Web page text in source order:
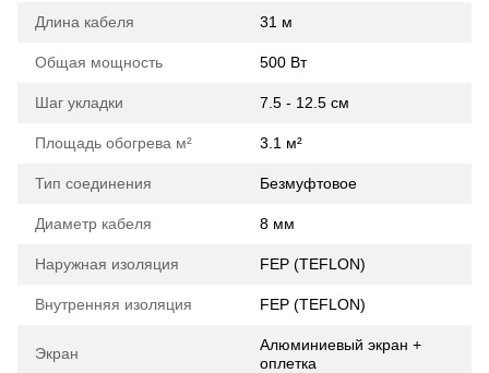
Длина кабеля 31 м
Общая мощность 500 Вт
Шаг укладки 7.5 - 12.5 см
Площадь обогрева м² 3.1 м²
Тип соединения Безмуфтовое
Диаметр кабеля 8 мм
Наружная изоляция FEP (TEFLON)
Внутренняя изоляция FEP (TEFLON)
Экран
Алюминиевый экран +
оплетка